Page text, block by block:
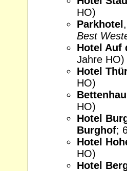
HO)
Parkhotel
Best
Hotel Auf
Jahre HO)
Hotel
HO)
HO)
Hotel
Burghof;
Hotel
HO)
Hotel